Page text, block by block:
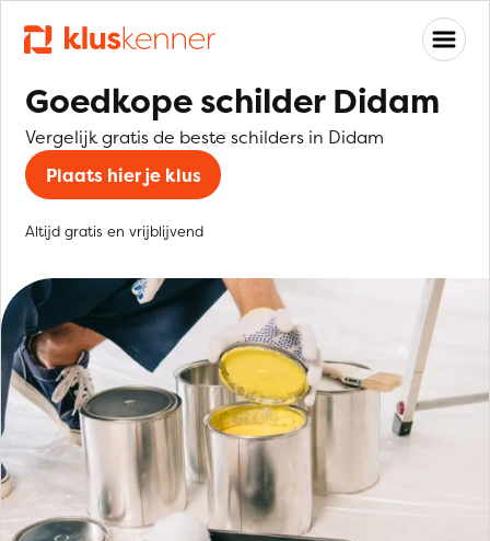
Goedkope schilder Didam
Vergelijk gratis de beste schilders in Didam
Plaats hier je klus
Altijd gratis en vrijblijvend